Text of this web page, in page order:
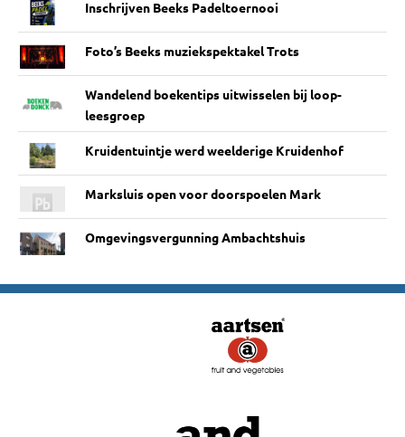
Inschrijven Beeks Padeltoernooi
Foto’s Beeks muziekspektakel Trots
Wandelend boekentips uitwisselen bij loop-
leesgroep
Kruidentuintje werd weelderige Kruidenhof
Marksluis open voor doorspoelen Mark
Omgevingsvergunning Ambachtshuis